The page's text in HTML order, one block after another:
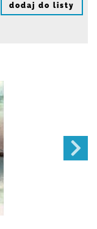
dodaj do listy